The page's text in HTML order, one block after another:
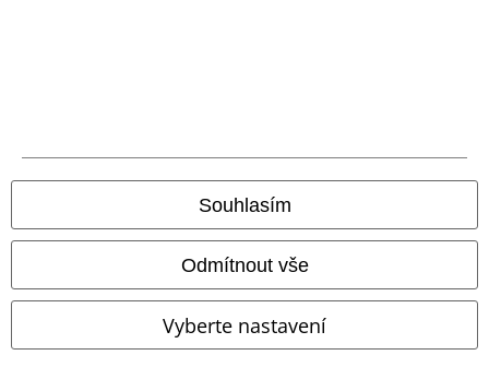
Souhlasím
Odmítnout vše
Vyberte nastavení
Všechny ceny jsou včetně DPH, bezpoštovného a balného
© 1986-2026 EMP Merchandising
Naše online obchody